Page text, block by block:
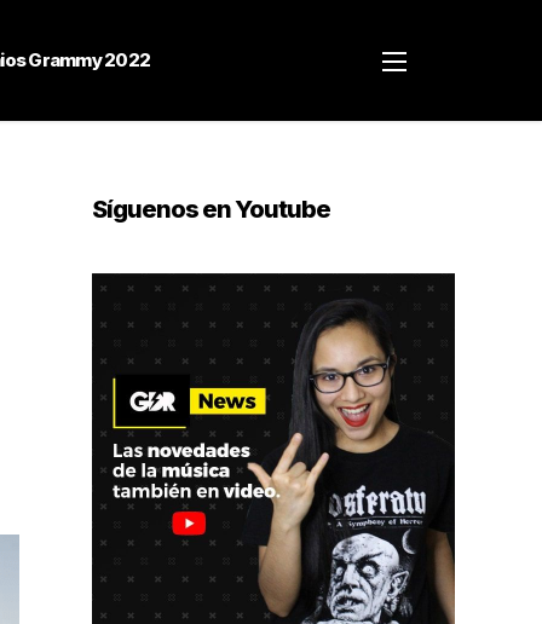
Grammy 2022
Síguenos en Youtube